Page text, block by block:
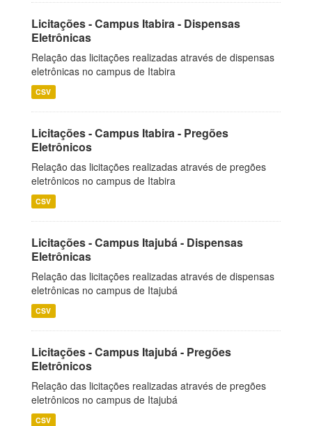
Licitações - Campus Itabira - Dispensas
Eletrônicas
Relação das licitações realizadas através de dispensas
eletrônicas no campus de Itabira
CSV
Licitações - Campus Itabira - Pregões
Eletrônicos
Relação das licitações realizadas através de pregões
eletrônicos no campus de Itabira
CSV
Licitações - Campus Itajubá - Dispensas
Eletrônicas
Relação das licitações realizadas através de dispensas
eletrônicas no campus de Itajubá
CSV
Licitações - Campus Itajubá - Pregões
Eletrônicos
Relação das licitações realizadas através de pregões
eletrônicos no campus de Itajubá
CSV